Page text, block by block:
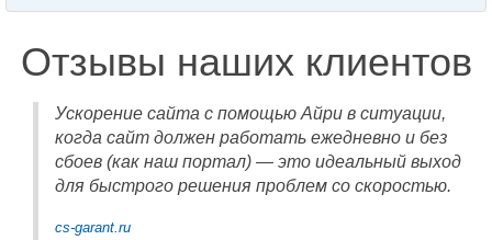
Отзывы наших клиентов
Ускорение сайта с помощью Айри в ситуации,
когда сайт должен работать ежедневно и без
сбоев (как наш портал) — это идеальный выход
для быстрого решения проблем со скоростью.
cs-garant.ru